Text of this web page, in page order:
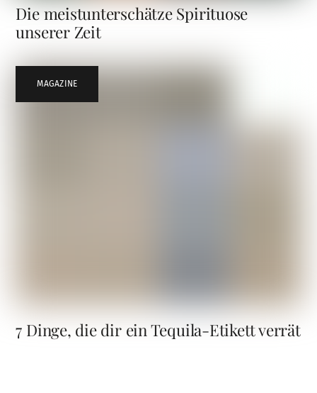
Die meistunterschätze Spirituose
unserer Zeit
MAGAZINE
7 Dinge, die dir ein Tequila-Etikett verrät